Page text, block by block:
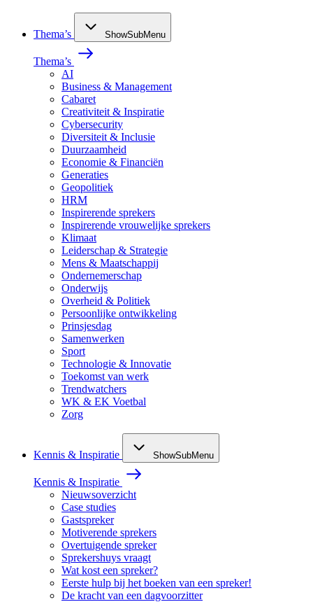
Thema’s ShowSubMenu
Thema’s
AI
Business & Management
Cabaret
Creativiteit & Inspiratie
Cybersecurity
Diversiteit & Inclusie
Duurzaamheid
Economie & Financiën
Generaties
Geopolitiek
HRM
Inspirerende sprekers
Inspirerende vrouwelijke sprekers
Klimaat
Leiderschap & Strategie
Mens & Maatschappij
Ondernemerschap
Onderwijs
Overheid & Politiek
Persoonlijke ontwikkeling
Prinsjesdag
Samenwerken
Sport
Technologie & Innovatie
Toekomst van werk
Trendwatchers
WK & EK Voetbal
Zorg
Kennis & Inspiratie ShowSubMenu
Kennis & Inspiratie
Nieuwsoverzicht
Case studies
Gastspreker
Motiverende sprekers
Overtuigende spreker
Sprekershuys vraagt
Wat kost een spreker?
Eerste hulp bij het boeken van een spreker!
De kracht van een dagvoorzitter